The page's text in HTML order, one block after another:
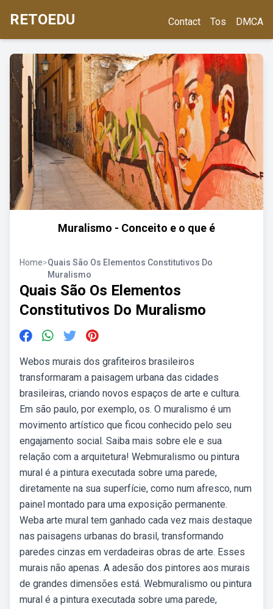
RETOEDU Contact Tos DMCA
Muralismo - Conceito e o que é
Home>Quais São Os Elementos Constitutivos Do
Muralismo
Quais São Os Elementos
Constitutivos Do Muralismo
Webos murais dos grafiteiros brasileiros
transformaram a paisagem urbana das cidades
brasileiras, criando novos espaços de arte e cultura.
Em são paulo, por exemplo, os. O muralismo é um
movimento artístico que ficou conhecido pelo seu
engajamento social. Saiba mais sobre ele e sua
relação com a arquitetura! Webmuralismo ou pintura
mural é a pintura executada sobre uma parede,
diretamente na sua superfície, como num afresco, num
painel montado para uma exposição permanente.
Weba arte mural tem ganhado cada vez mais destaque
nas paisagens urbanas do brasil, transformando
paredes cinzas em verdadeiras obras de arte. Esses
murais não apenas. A adesão dos pintores aos murais
de grandes dimensões está. Webmuralismo ou pintura
mural é a pintura executada sobre uma parede,